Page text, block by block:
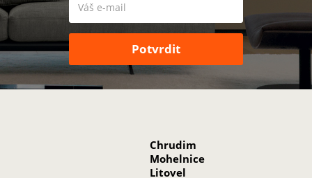
Chrudim
Mohelnice
Litovel